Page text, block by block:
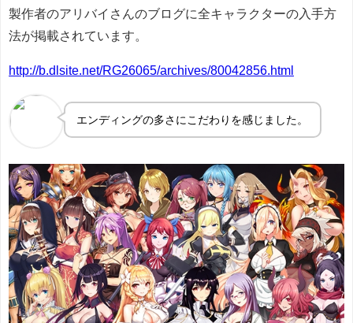
製作者のアリバイさんのブログに全キャラクターの入手方
法が掲載されています。
http://b.dlsite.net/RG26065/archives/80042856.html
エンディングの多さにこだわりを感じました。